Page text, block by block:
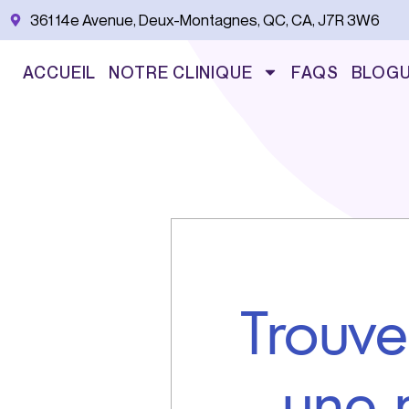
Aller 361 14e Avenue, Deux-Montagnes, QC, CA, J7R 3W6
ACCUEIL NOTRE CLINIQUE FAQS